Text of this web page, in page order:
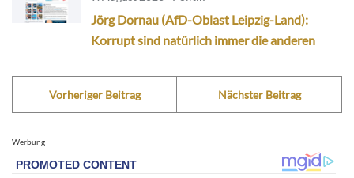
Jörg Dornau (AfD-Oblast Leipzig-Land):
Korrupt sind natürlich immer die anderen
Vorheriger Beitrag Nächster Beitrag
Werbung